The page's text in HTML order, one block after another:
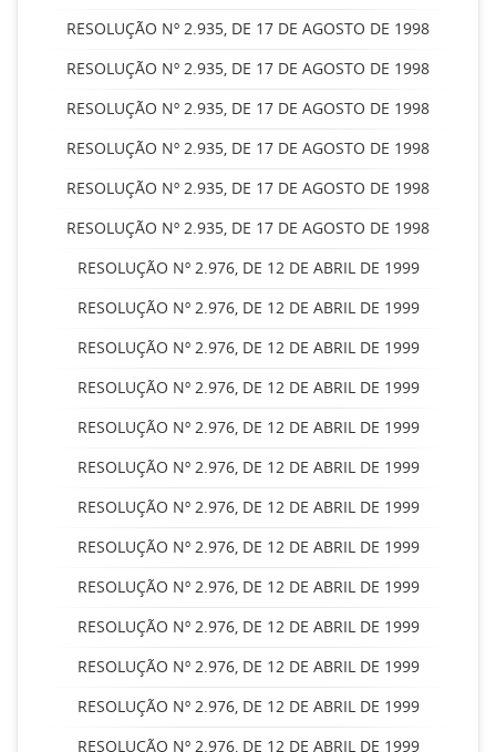
RESOLUÇÃO Nº 2.935, DE 17 DE AGOSTO DE 1998
RESOLUÇÃO Nº 2.935, DE 17 DE AGOSTO DE 1998
RESOLUÇÃO Nº 2.935, DE 17 DE AGOSTO DE 1998
RESOLUÇÃO Nº 2.935, DE 17 DE AGOSTO DE 1998
RESOLUÇÃO Nº 2.935, DE 17 DE AGOSTO DE 1998
RESOLUÇÃO Nº 2.935, DE 17 DE AGOSTO DE 1998
RESOLUÇÃO Nº 2.976, DE 12 DE ABRIL DE 1999
RESOLUÇÃO Nº 2.976, DE 12 DE ABRIL DE 1999
RESOLUÇÃO Nº 2.976, DE 12 DE ABRIL DE 1999
RESOLUÇÃO Nº 2.976, DE 12 DE ABRIL DE 1999
RESOLUÇÃO Nº 2.976, DE 12 DE ABRIL DE 1999
RESOLUÇÃO Nº 2.976, DE 12 DE ABRIL DE 1999
RESOLUÇÃO Nº 2.976, DE 12 DE ABRIL DE 1999
RESOLUÇÃO Nº 2.976, DE 12 DE ABRIL DE 1999
RESOLUÇÃO Nº 2.976, DE 12 DE ABRIL DE 1999
RESOLUÇÃO Nº 2.976, DE 12 DE ABRIL DE 1999
RESOLUÇÃO Nº 2.976, DE 12 DE ABRIL DE 1999
RESOLUÇÃO Nº 2.976, DE 12 DE ABRIL DE 1999
RESOLUÇÃO Nº 2.976, DE 12 DE ABRIL DE 1999